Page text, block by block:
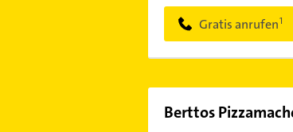
Gratis anrufen
Berttos